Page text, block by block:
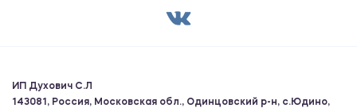
ИП Духович С.Л
143081, Россия, Московская обл., Одинцовский р-н, с.Юдино,